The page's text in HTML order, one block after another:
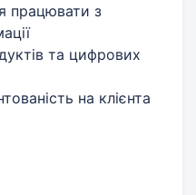
працювати з
та цифрових
на клієнта